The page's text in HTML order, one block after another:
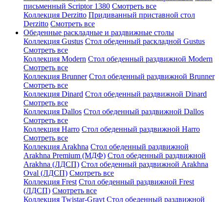
письменный Scriptor 1380 Смотреть все
Коллекция Derzitto Придиванный приставной стол
Derzitto Смотреть все
Обеденные раскладные и раздвижные столы
Коллекция Gustus Стол обеденный раскладной Gustus
Смотреть все
Коллекция Modern Стол обеденный раздвижной Modern
Смотреть все
Коллекция Brunner Стол обеденный раздвижной Brunner
Смотреть все
Коллекция Dinard Стол обеденный раздвижной Dinard
Смотреть все
Коллекция Dallos Стол обеденный раздвижной Dallos
Смотреть все
Коллекция Harro Стол обеденный раздвижной Harro
Смотреть все
Коллекция Arakhna Стол обеденный раздвижной
Arakhna Premium (МДФ) Стол обеденный раздвижной
Arakhna (ЛДСП) Стол обеденный раздвижной Arakhna
Oval (ЛДСП) Смотреть все
Коллекция Frest Стол обеденный раздвижной Frest
(ЛДСП) Смотреть все
Коллекция Twistar-Grayt Стол обеденный раздвижной